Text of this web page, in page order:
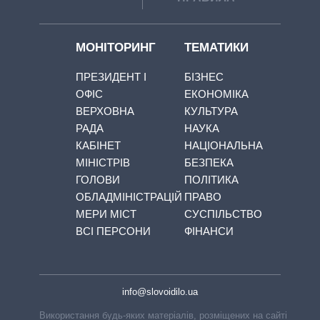
МОНІТОРИНГ
ПРЕЗИДЕНТ І
ОФІС
ВЕРХОВНА
РАДА
КАБІНЕТ
МІНІСТРІВ
ГОЛОВИ
ОБЛАДМІНІСТРАЦІЙ
МЕРИ МІСТ
ВСІ ПЕРСОНИ
ТЕМАТИКИ
БІЗНЕС
ЕКОНОМІКА
КУЛЬТУРА
НАУКА
НАЦІОНАЛЬНА
БЕЗПЕКА
ПОЛІТИКА
ПРАВО
СУСПІЛЬСТВО
ФІНАНСИ
info@slovoidilo.ua
Використання будь-яких матеріалів, розміщених на сайті,